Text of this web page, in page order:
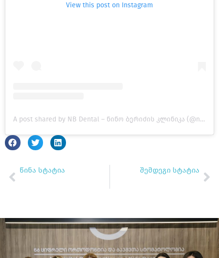
View this post on Instagram
A post shared by NB Dental – ნინო ბერიძის კლინიკა (@nbdental.ge)
ᲬᲘᲜᲐ ᲡᲢᲐᲢᲘᲐ ᲨᲔᲛᲓᲔᲒᲘ ᲡᲢᲐᲢᲘᲐ